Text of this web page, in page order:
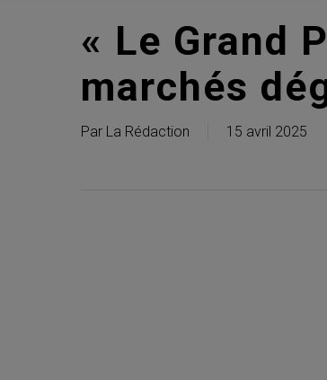
« Le Grand
marchés
Par La Rédaction 15 avril 2025